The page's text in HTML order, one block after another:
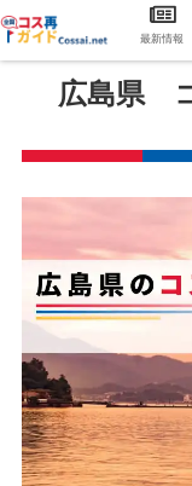
広島県
最新情報